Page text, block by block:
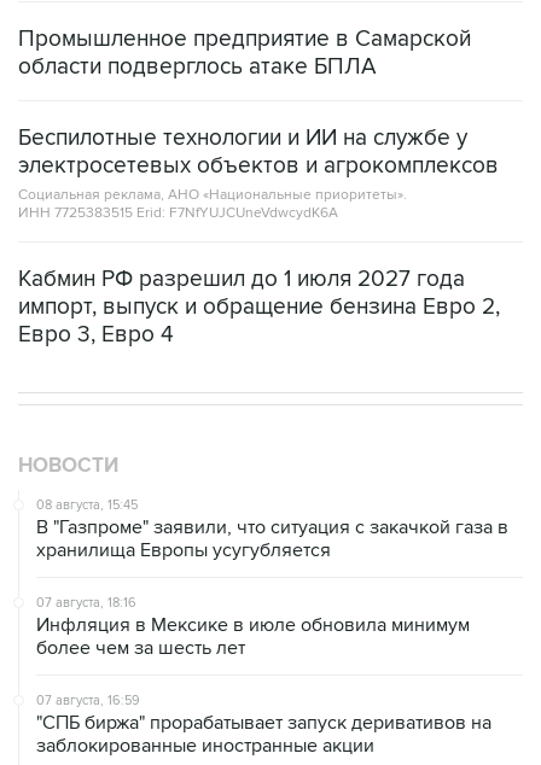
Промышленное предприятие в Самарской
области подверглось атаке БПЛА
Беспилотные технологии и ИИ на службе у
электросетевых объектов и агрокомплексов
Социальная реклама, АНО «Национальные приоритеты».
ИНН 7725383515 Erid: F7NfYUJCUneVdwcydK6A
Кабмин РФ разрешил до 1 июля 2027 года
импорт, выпуск и обращение бензина Евро 2,
Евро 3, Евро 4
НОВОСТИ
08 августа, 15:45
В "Газпроме" заявили, что ситуация с закачкой газа в
хранилища Европы усугубляется
07 августа, 18:16
Инфляция в Мексике в июле обновила минимум
более чем за шесть лет
07 августа, 16:59
"СПБ биржа" прорабатывает запуск деривативов на
заблокированные иностранные акции